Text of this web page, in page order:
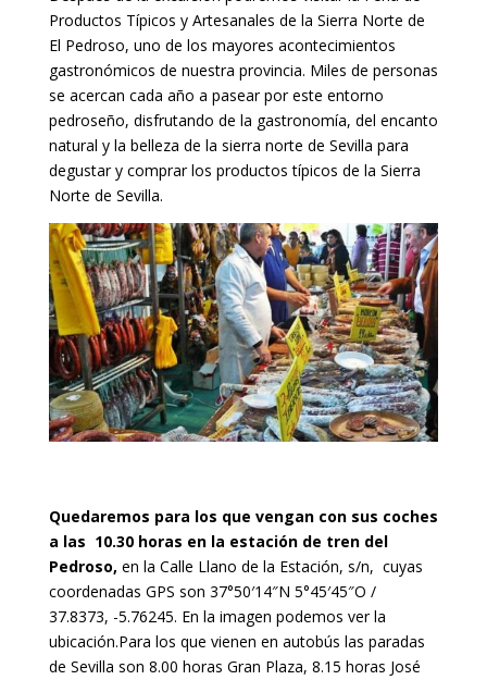
Productos Típicos y Artesanales de la Sierra Norte de
El Pedroso, uno de los mayores acontecimientos
gastronómicos de nuestra provincia. Miles de personas
se acercan cada año a pasear por este entorno
pedroseño, disfrutando de la gastronomía, del encanto
natural y la belleza de la sierra norte de Sevilla para
degustar y comprar los productos típicos de la Sierra
Norte de Sevilla.
Quedaremos para los que vengan con sus coches
a las 10.30 horas en la estación de tren del
Pedroso, en la Calle Llano de la Estación, s/n, cuyas
coordenadas GPS son 37°50′14″N 5°45′45″O /
37.8373, -5.76245. En la imagen podemos ver la
ubicación.Para los que vienen en autobús las paradas
de Sevilla son 8.00 horas Gran Plaza, 8.15 horas José